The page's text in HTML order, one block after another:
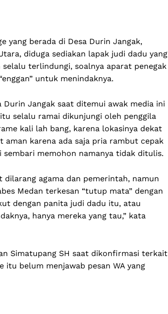
yang berada di Desa Durin Jangak,
diduga sediakan lapak judi dadu yang
terlindungi, soalnya aparat penegak
untuk menindaknya.
Jangak saat ditemui awak media ini
selalu ramai dikunjungi oleh penggila
kali lah bang, karena lokasinya dekat
aman karena ada saja pria rambut cepak
sembari memohon namanya tidak ditulis.
agama dan pemerintah, namun
Medan terkesan “tutup mata” dengan
dengan panita judi dadu itu, atau
hanya mereka yang tau,” kata
Simatupang SH saat dikonfirmasi terkait
itu belum menjawab pesan WA yang